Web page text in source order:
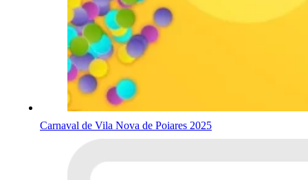
Carnaval de Vila Nova de Poiares 2025